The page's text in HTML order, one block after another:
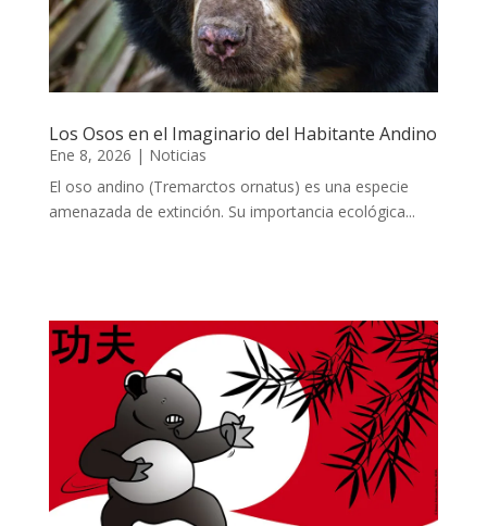
Los Osos en el Imaginario del Habitante Andino
Ene 8, 2026 | Noticias
El oso andino (Tremarctos ornatus) es una especie
amenazada de extinción. Su importancia ecológica...